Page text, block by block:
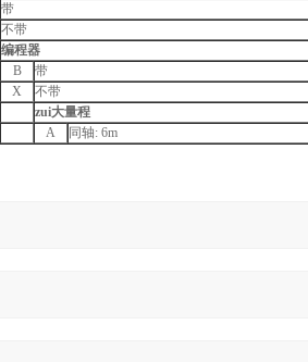
带
不带
编程器
B
带
X
不带
zui大量程
A
同轴: 6m